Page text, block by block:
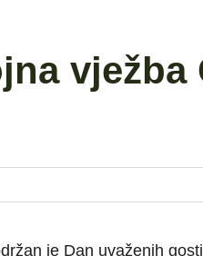
vježba
je Dan uvaženih